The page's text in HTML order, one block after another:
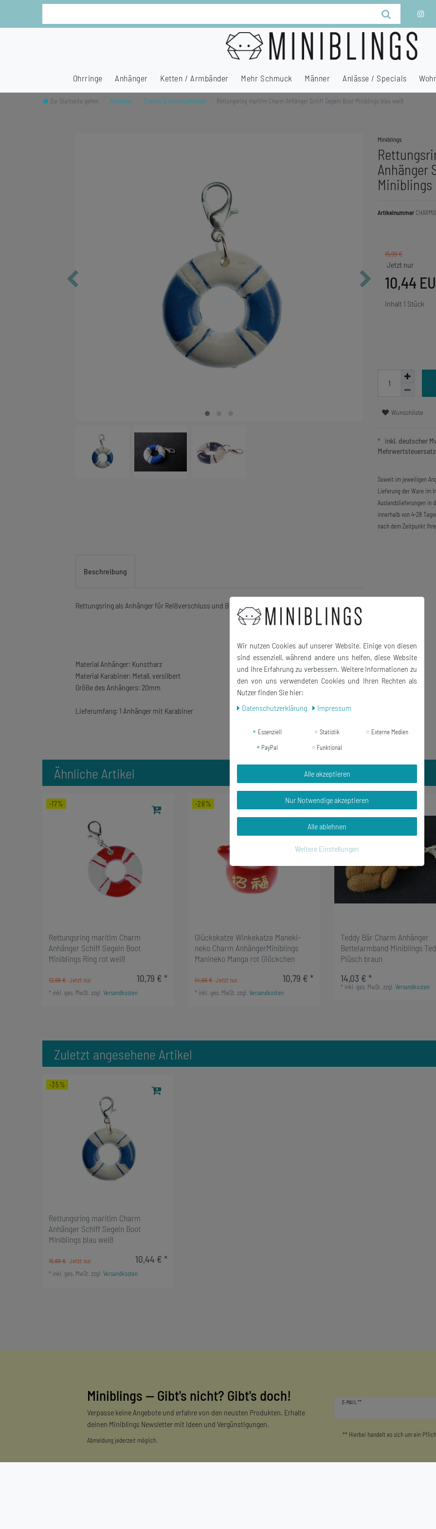
Ohrringe Anhänger Ketten / Armbänder Mehr Schmuck Männer Anlässe / Specials
Zur Startseite gehen Anhänger Charms & Kettenanhänger Rettungsring maritim Charm Anhänger Schiff Segeln Boot Miniblings blau weiß
Miniblings
Anhänger
Artikelnummer
15,99 €
10,44
Inhalt 1 Stück
Wunschliste
* inkl. deutscher
Soweit im jeweiligen
Lieferung der Ware im
Auslandslieferungen in
innerhalb von 4-28
nach dem Zeitpunkt
Beschreibung
Rettungsring als Anhänger für Reißverschluss und Bettelarmband
Material Anhänger: Kunstharz
Material Karabiner: Metall, versilbert
Größe des Anhängers: 20mm
Lieferumfang: 1 Anhänger mit Karabiner
Ähnliche Artikel
-17%
Rettungsring maritim Charm
Anhänger Schiff Segeln Boot
Miniblings Ring rot weiß
12,99 € 10,79 € *
* inkl. ges. MwSt. zzgl. Versandkosten
-28%
Glückskatze Winkekatze Maneki-
neko Charm AnhängerMiniblings
Manineko Manga rot Glöckchen
14,99 € 10,79 € *
* inkl. ges. MwSt. zzgl. Versandkosten
Teddy Bär Charm Anhänger
Bettelarmband Miniblings
Plüsch braun
14,03 € *
* inkl. ges. MwSt. zzgl. Versandkosten
Zuletzt angesehene Artikel
-35%
Rettungsring maritim Charm
Anhänger Schiff Segeln Boot
Miniblings blau weiß
15,99 € 10,44 € *
* inkl. ges. MwSt. zzgl. Versandkosten
Miniblings — Gibt's nicht? Gibt's doch!
Verpasse keine Angebote und erfahre von den neusten Produkten. Erhalte
deinen Miniblings Newsletter mit Ideen und Vergünstigungen.
Abmeldung jederzeit möglich.
E-MAIL **
Honig
** Hierbei handelt es sich um ein
Wir nutzen Cookies auf unserer Website. Einige von diesen
sind essenziell, während andere uns helfen, diese Website
und Ihre Erfahrung zu verbessern. Weitere Informationen zu
den von uns verwendeten Cookies und Ihren Rechten als
Nutzer finden Sie hier:
Daten­schutz­erklärung
Impressum
Essenziell Statistik
Externe Medien
PayPal
Funktional
Alle akzeptieren
Nur Notwendige akzeptieren
Alle ablehnen
Weitere Einstellungen